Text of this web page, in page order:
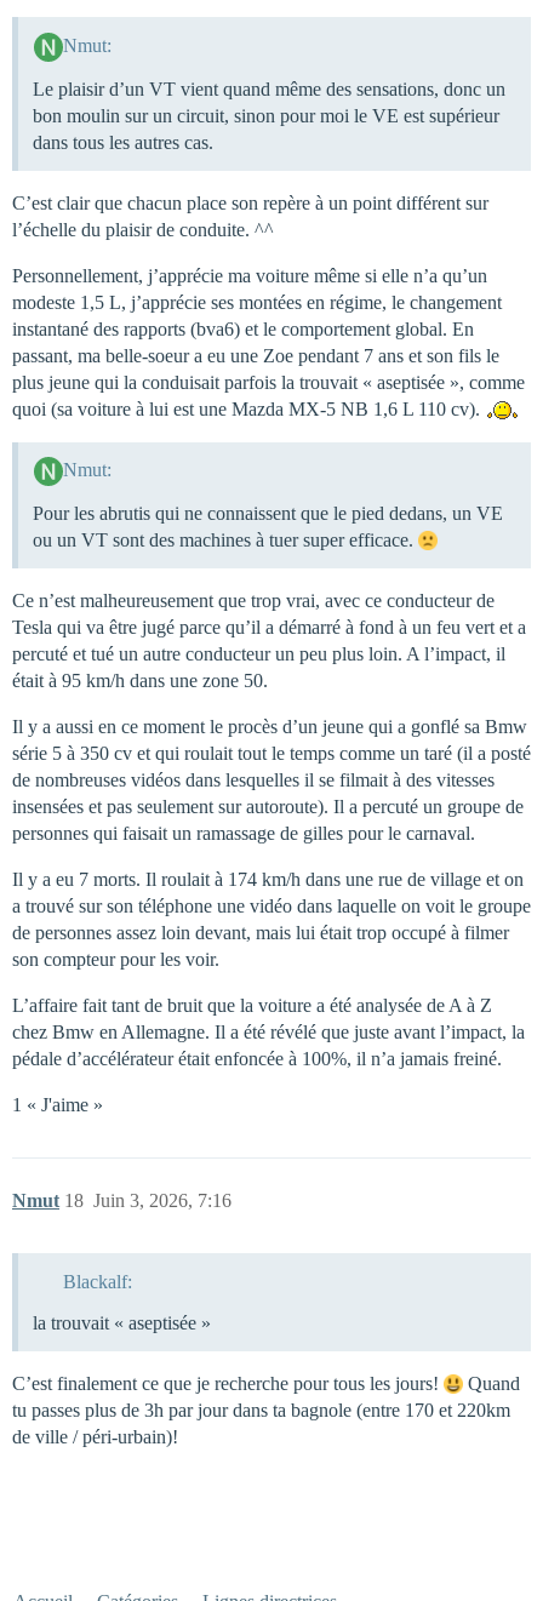
Nmut:
Le plaisir d’un VT vient quand même des sensations, donc un
bon moulin sur un circuit, sinon pour moi le VE est supérieur
dans tous les autres cas.
C’est clair que chacun place son repère à un point différent sur
l’échelle du plaisir de conduite. ^^
Personnellement, j’apprécie ma voiture même si elle n’a qu’un
modeste 1,5 L, j’apprécie ses montées en régime, le changement
instantané des rapports (bva6) et le comportement global. En
passant, ma belle-soeur a eu une Zoe pendant 7 ans et son fils le
plus jeune qui la conduisait parfois la trouvait « aseptisée », comme
quoi (sa voiture à lui est une Mazda MX-5 NB 1,6 L 110 cv).
Nmut:
Pour les abrutis qui ne connaissent que le pied dedans, un VE
ou un VT sont des machines à tuer super efficace.
Ce n’est malheureusement que trop vrai, avec ce conducteur de
Tesla qui va être jugé parce qu’il a démarré à fond à un feu vert et a
percuté et tué un autre conducteur un peu plus loin. A l’impact, il
était à 95 km/h dans une zone 50.
Il y a aussi en ce moment le procès d’un jeune qui a gonflé sa Bmw
série 5 à 350 cv et qui roulait tout le temps comme un taré (il a posté
de nombreuses vidéos dans lesquelles il se filmait à des vitesses
insensées et pas seulement sur autoroute). Il a percuté un groupe de
personnes qui faisait un ramassage de gilles pour le carnaval.
Il y a eu 7 morts. Il roulait à 174 km/h dans une rue de village et on
a trouvé sur son téléphone une vidéo dans laquelle on voit le groupe
de personnes assez loin devant, mais lui était trop occupé à filmer
son compteur pour les voir.
L’affaire fait tant de bruit que la voiture a été analysée de A à Z
chez Bmw en Allemagne. Il a été révélé que juste avant l’impact, la
pédale d’accélérateur était enfoncée à 100%, il n’a jamais freiné.
1 « J'aime »
Nmut Juin 3, 2026, 7:16
18
Blackalf:
la trouvait « aseptisée »
C’est finalement ce que je recherche pour tous les jours!
Quand
tu passes plus de 3h par jour dans ta bagnole (entre 170 et 220km
de ville / péri-urbain)!